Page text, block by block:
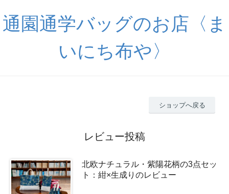
通園通学バッグのお店〈ま
いにち布や〉
ショップへ戻る
レビュー投稿
北欧ナチュラル・紫陽花柄の3点セッ
ト：紺×生成りのレビュー